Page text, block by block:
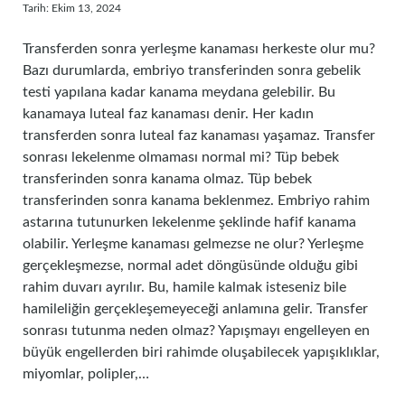
Tarih: Ekim 13, 2024
Transferden sonra yerleşme kanaması herkeste olur mu?
Bazı durumlarda, embriyo transferinden sonra gebelik
testi yapılana kadar kanama meydana gelebilir. Bu
kanamaya luteal faz kanaması denir. Her kadın
transferden sonra luteal faz kanaması yaşamaz. Transfer
sonrası lekelenme olmaması normal mi? Tüp bebek
transferinden sonra kanama olmaz. Tüp bebek
transferinden sonra kanama beklenmez. Embriyo rahim
astarına tutunurken lekelenme şeklinde hafif kanama
olabilir. Yerleşme kanaması gelmezse ne olur? Yerleşme
gerçekleşmezse, normal adet döngüsünde olduğu gibi
rahim duvarı ayrılır. Bu, hamile kalmak isteseniz bile
hamileliğin gerçekleşemeyeceği anlamına gelir. Transfer
sonrası tutunma neden olmaz? Yapışmayı engelleyen en
büyük engellerden biri rahimde oluşabilecek yapışıklıklar,
miyomlar, polipler,…